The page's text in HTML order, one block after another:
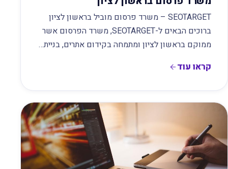
SEOTARGET – משרד פרסום מוביל בראשון לציון
ברוכים הבאים ל-SEOTARGET, משרד הפרסום אשר
ממוקם בראשון לציון ומתמחה בקידום אתרים, בניית…
קראו עוד